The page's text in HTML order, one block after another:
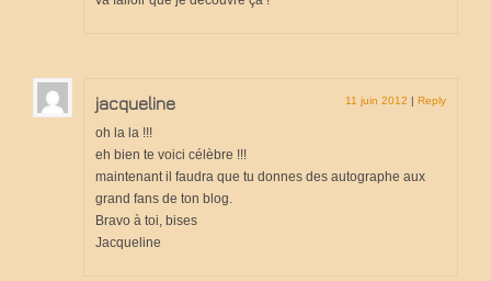
jacqueline 11 juin 2012 | Reply
oh la la !!!
eh bien te voici célèbre !!!
maintenant il faudra que tu donnes des autographe aux
grand fans de ton blog.
Bravo à toi, bises
Jacqueline